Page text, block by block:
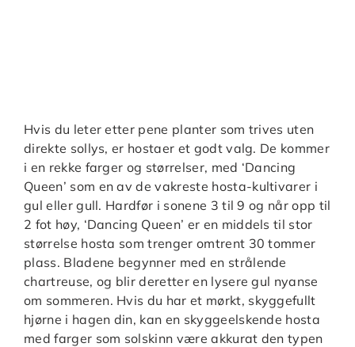
Hvis du leter etter pene planter som trives uten
direkte sollys, er hostaer et godt valg. De kommer
i en rekke farger og størrelser, med ‘Dancing
Queen’ som en av de vakreste hosta-kultivarer i
gul eller gull. Hardfør i sonene 3 til 9 og når opp til
2 fot høy, ‘Dancing Queen’ er en middels til stor
størrelse hosta som trenger omtrent 30 tommer
plass. Bladene begynner med en strålende
chartreuse, og blir deretter en lysere gul nyanse
om sommeren. Hvis du har et mørkt, skyggefullt
hjørne i hagen din, kan en skyggeelskende hosta
med farger som solskinn være akkurat den typen